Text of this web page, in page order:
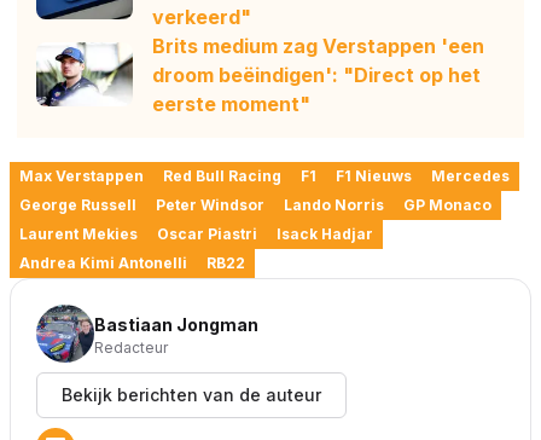
verkeerd"
Brits medium zag Verstappen 'een
droom beëindigen': "Direct op het
eerste moment"
Max Verstappen Red Bull Racing F1 F1 Nieuws
Mercedes
George Russell
Peter Windsor Lando Norris
GP Monaco
Laurent Mekies
Oscar Piastri
Isack Hadjar
Andrea Kimi Antonelli
RB22
Bastiaan Jongman
Redacteur
Bekijk berichten van de auteur